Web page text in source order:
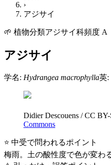
›
アジサイ
🌱 植物分類アジサイ科頻度 A
アジサイ
学名: Hydrangea macrophylla英:
Didier Descouens /CC
Commons
⭐ 中受で問われるポイント
梅雨。土の酸性度で色が変わ